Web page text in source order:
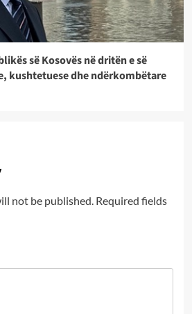
së Kosovës në dritën e së
kushtetuese dhe ndërkombëtare
not be published. Required fields